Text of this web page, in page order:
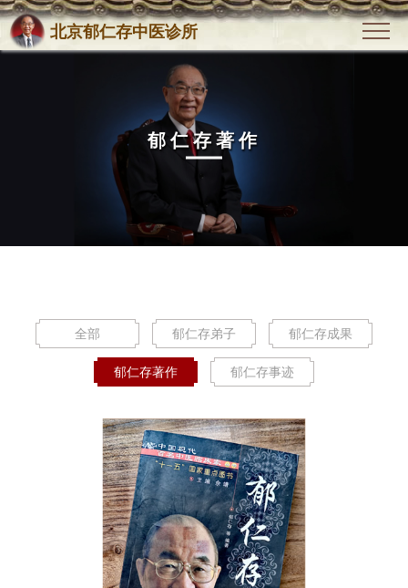
北京郁仁存中医诊所
郁仁存著作
全部 郁仁存弟子 郁仁存成果
郁仁存著作 郁仁存事迹